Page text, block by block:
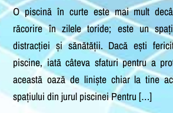
O piscină în curte este mai mult
răcorire în zilele toride; este un
distracției și sănătății. Dacă ești
piscine, iată câteva sfaturi pentru a
această oază de liniște chiar la tine
spațiului din jurul piscinei Pentru […]